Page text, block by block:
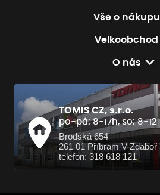
Vše o nákupu
Velkoobchod
O nás
TOMIS CZ, s.r.o.
po-pá: 8-17h, so: 8-12
Brodská 654
261 01 Příbram V-Zdaboř
telefon: 318 618 121